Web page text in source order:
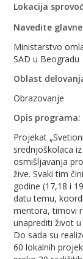
Lokacija
Navedite
Ministarstvo
SAD u Beogradu
Oblast
Obrazovanje
Opis programa:
Projekat
srednjoškolaca
osmišljavanja
žive. Svaki tim
godine (17,18 i
datu temu,
mentora, timovi
unaprediti život
Do sada su
60 lokalnih